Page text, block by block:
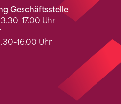
Geschäftsstelle
Uhr
Uhr